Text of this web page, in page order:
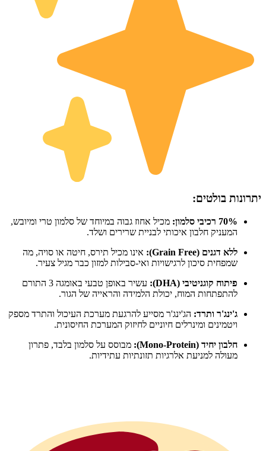
יתרונות בולטים:
70% רכיבי סלמון:
מכיל אחוז גבוה במיוחד של סלמון טרי ומיובש,
המעניק חלבון איכותי לבניית שרירים ושלד.
ללא דגנים (Grain Free):
אינו מכיל תירס, חיטה או סויה, מה
שמפחית סיכון לרגישויות ואי-סבילות למזון כבר מגיל צעיר.
פיתוח קוגניטיבי (DHA):
עשיר באופן טבעי באומגה 3 התורם
להתפתחות המוח, יכולת הלמידה והראייה של הגור.
ג'ינג'ר ותרד: הג'ינג'ר מסייע להרגעת מערכת העיכול והתרד מספק
ויטמינים ומינרלים חיוניים לחיזוק המערכת החיסונית.
חלבון יחיד (Mono-Protein):
מבוסס על סלמון בלבד, פתרון
מעולה למניעת אלרגיות תזונתיות עתידיות.